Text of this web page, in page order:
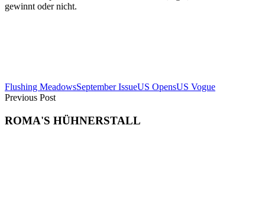
gewinnt oder nicht.
Flushing MeadowsSeptember IssueUS OpensUS Vogue
Previous Post
ROMA'S HÜHNERSTALL